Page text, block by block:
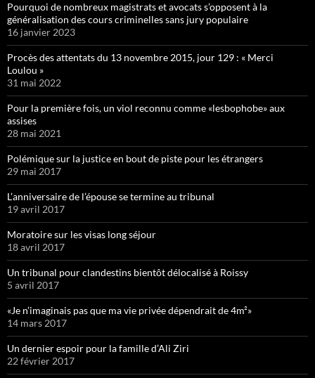
Pourquoi de nombreux magistrats et avocats s’opposent à la
généralisation des cours criminelles sans jury populaire
16 janvier 2023
Procès des attentats du 13 novembre 2015, jour 129 : « Merci
Loulou »
31 mai 2022
Pour la première fois, un viol reconnu comme «lesbophobe» aux
assises
28 mai 2021
Polémique sur la justice en bout de piste pour les étrangers
29 mai 2017
L’anniversaire de l’épouse se termine au tribunal
19 avril 2017
Moratoire sur les visas long séjour
18 avril 2017
Un tribunal pour clandestins bientôt délocalisé à Roissy
5 avril 2017
«Je n’imaginais pas que ma vie privée dépendrait de 4m²»
14 mars 2017
Un dernier espoir pour la famille d’Ali Ziri
22 février 2017